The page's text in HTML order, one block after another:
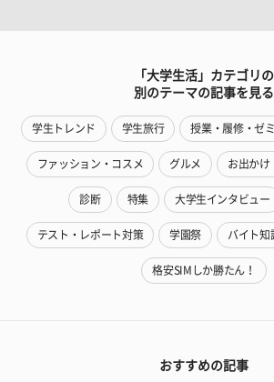
「大学生活」カテゴリの
別のテーマの記事を見る
学生トレンド 学生旅行 授業・履修・ゼミ
ファッション・コスメ グルメ お出かけ
診断 特集 大学生インタビュー
テスト・レポート対策 学園祭 バイト知
格安SIMしか勝たん！
おすすめの記事